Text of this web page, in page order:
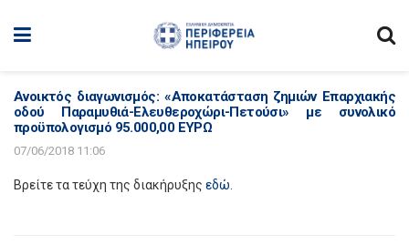
Ανοικτός διαγωνισμός: «Αποκατάσταση ζημιών Επαρχιακής
οδού Παραμυθιά-Ελευθεροχώρι-Πετούσι» με συνολικό
προϋπολογισμό 95.000,00 ΕΥΡΩ
07/06/2018 11:06
Βρείτε τα τεύχη της διακήρυξης εδώ